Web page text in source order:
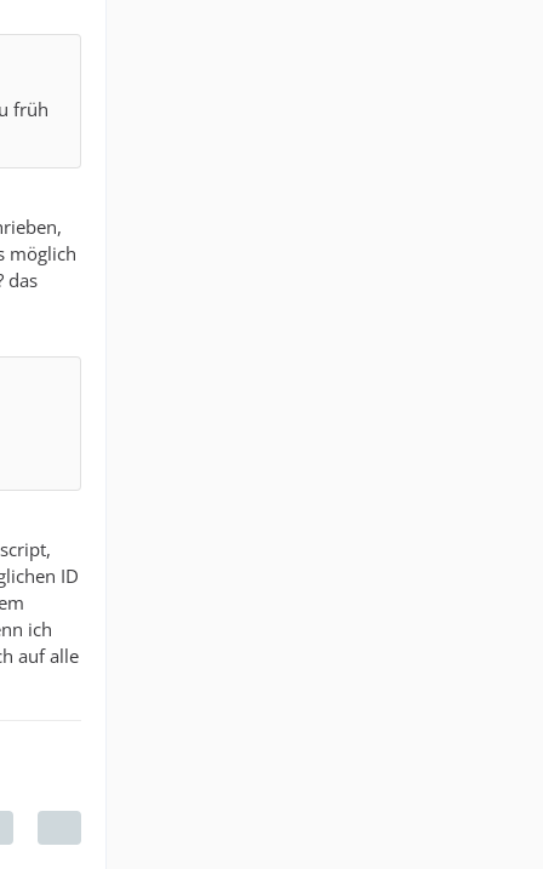
früh
möglich
das
ID
ich
auf alle